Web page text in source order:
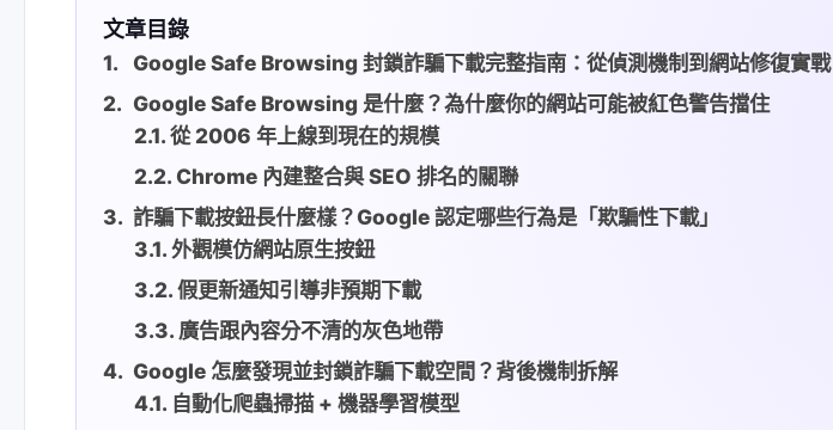
文章目錄
Google Safe Browsing 封鎖詐騙下載完整指南：從偵測機制到網站修復實戰
Google Safe Browsing 是什麼？為什麼你的網站可能被紅色警告擋住
從 2006 年上線到現在的規模
Chrome 內建整合與 SEO 排名的關聯
詐騙下載按鈕長什麼樣？Google 認定哪些行為是「欺騙性下載」
外觀模仿網站原生按鈕
假更新通知引導非預期下載
廣告跟內容分不清的灰色地帶
Google 怎麼發現並封鎖詐騙下載空間？背後機制拆解
自動化爬蟲掃描 + 機器學習模型